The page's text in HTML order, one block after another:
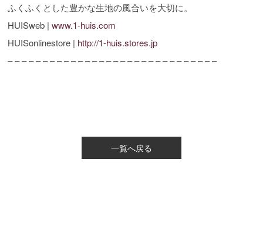
ふくふくとした豊かな生地の風合いを大切に。
HUISweb |www.1-huis.com
HUISonlinestore | http://1-huis.stores.jp
– – – – – – – – – – – – – – – – – – – – – – – – – – – – – –
一覧へ戻る